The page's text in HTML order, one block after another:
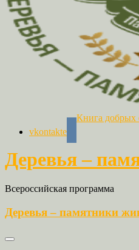
vkontakte
Книга добрых
Деревья –
Всероссийская программа
Деревья – памятники